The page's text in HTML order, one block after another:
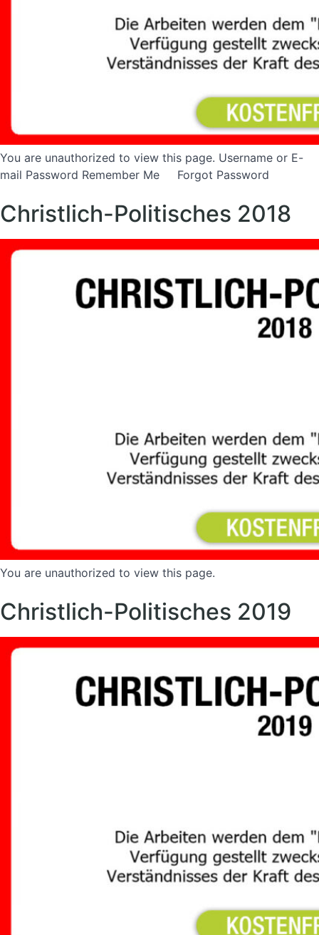
You are unauthorized to view this page. Username or E-
mail Password Remember Me Forgot Password
Christlich-Politisches 2018
You are unauthorized to view this page.
Christlich-Politisches 2019